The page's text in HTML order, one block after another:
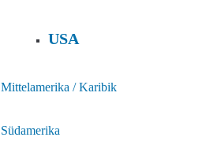
USA
Mittelamerika / Karibik
Südamerika